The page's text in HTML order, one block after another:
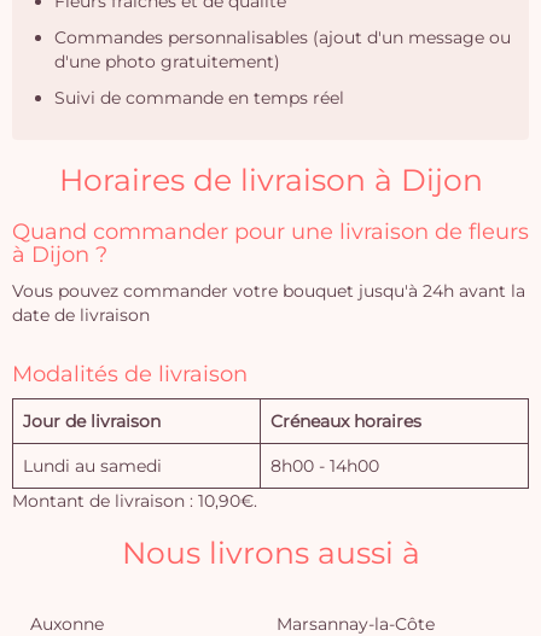
Commandes personnalisables (ajout d'un message ou
d'une photo gratuitement)
Suivi de commande en temps réel
Horaires de livraison à Dijon
Quand commander pour une livraison de fleurs
à Dijon ?
Vous pouvez commander votre bouquet jusqu'à 24h avant la
date de livraison
Modalités de livraison
Jour de livraison Créneaux horaires
Lundi au samedi
8h00 - 14h00
Montant de livraison : 10,90€.
Nous livrons aussi à
Auxonne Marsannay-la-Côte